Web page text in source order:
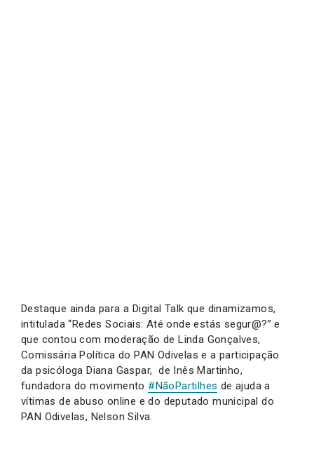
Destaque ainda para a Digital Talk que dinamizamos,
intitulada “Redes Sociais: Até onde estás segur@?” e
que contou com moderação de Linda Gonçalves,
Comissária Política do PAN Odivelas e a participação
da psicóloga Diana Gaspar, de Inês Martinho,
fundadora do movimento #NãoPartilhes de ajuda a
vítimas de abuso online e do deputado municipal do
PAN Odivelas, Nelson Silva.